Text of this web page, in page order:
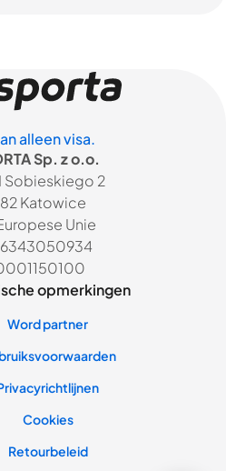
alleen visa.
Sp. z o.o.
Sobieskiego 2
Katowice
Unie
opmerkingen
Word partner
Cookies
Retourbeleid